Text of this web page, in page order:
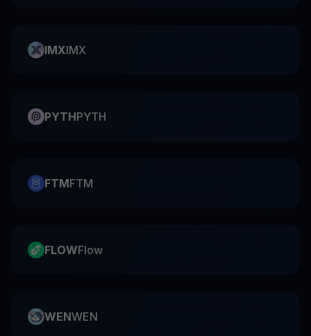
IMXIMX
PYTHPYTH
FTMFTM
FLOWFlow
WENWEN